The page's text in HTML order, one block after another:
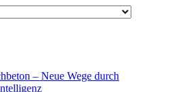
– Neue Wege durch